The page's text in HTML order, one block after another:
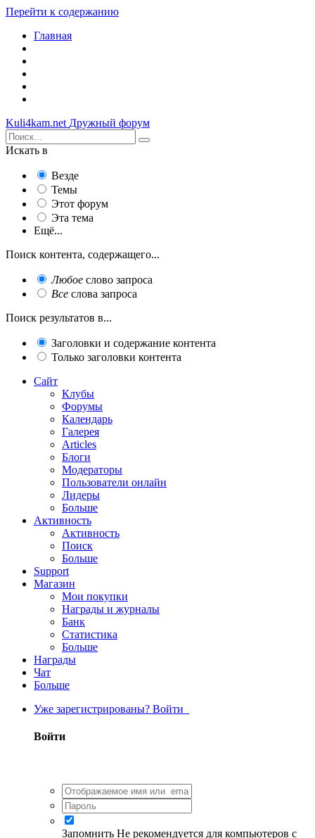
Перейти к содержанию
Главная
Kuli4kam.net Дружный форум
Искать в
Везде
Темы
Этот форум
Эта тема
Ещё...
Поиск контента, содержащего...
Любое слово запроса
Все слова запроса
Поиск результатов в...
Заголовки и содержание контента
Только заголовки контента
Сайт
Клубы
Форумы
Календарь
Галерея
Articles
Блоги
Модераторы
Пользователи онлайн
Лидеры
Больше
Активность
Активность
Поиск
Больше
Support
Магазин
Мои покупки
Награды и журналы
Банк
Статистика
Больше
Награды
Чат
Больше
Уже зарегистрированы? Войти
Войти
Запомнить Не рекомендуется для компьютеров с